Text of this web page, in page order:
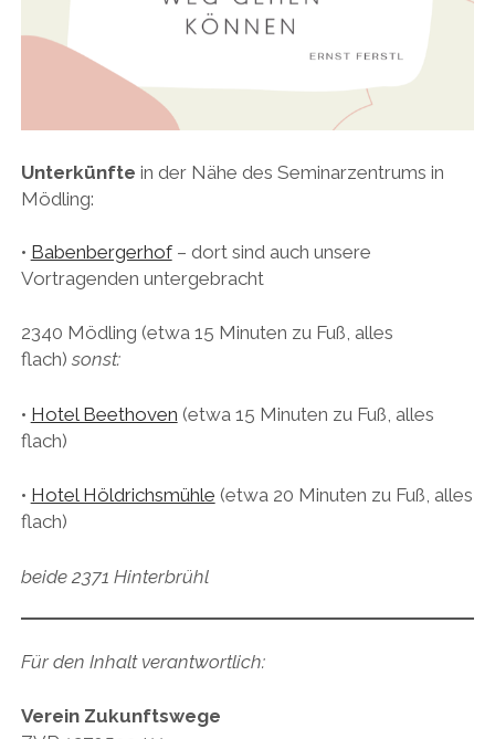
Unterkünfte in der Nähe des Seminarzentrums in
Mödling:
• Babenbergerhof– dort sind auch unsere
Vortragenden untergebracht
2340 Mödling (etwa 15 Minuten zu Fuß, alles
flach) sonst:
• Hotel Beethoven (etwa 15 Minuten zu Fuß, alles
flach)
• Hotel Höldrichsmühle (etwa 20 Minuten zu Fuß, alles
flach)
beide 2371 Hinterbrühl
Für den Inhalt verantwortlich:
Verein Zukunftswege